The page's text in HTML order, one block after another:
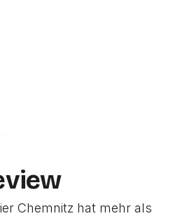
Chemnitz hat mehr als